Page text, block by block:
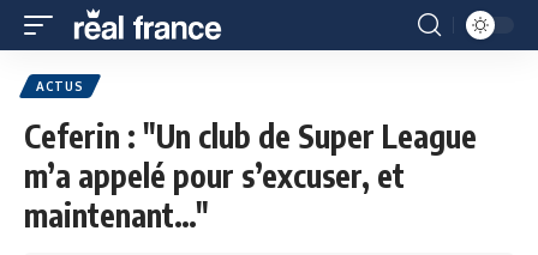
ACTUS
Ceferin : "Un club de Super League
m’a appelé pour s’excuser, et
maintenant…"